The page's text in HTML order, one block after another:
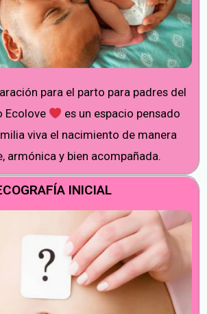
para el parto para padres del
Ecolove
es un espacio pensado
viva el nacimiento de manera
armónica y bien acompañada.
INICIAL